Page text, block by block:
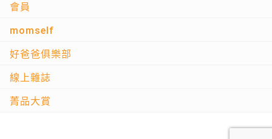
會員
momself
好爸爸俱樂部
線上雜誌
菁品大賞